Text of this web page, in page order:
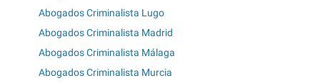
Abogados Criminalista Lugo
Abogados Criminalista Madrid
Abogados Criminalista Málaga
Abogados Criminalista Murcia